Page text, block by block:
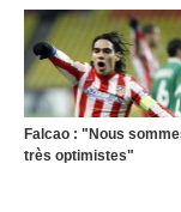
Falcao : "Nous
très optimistes"